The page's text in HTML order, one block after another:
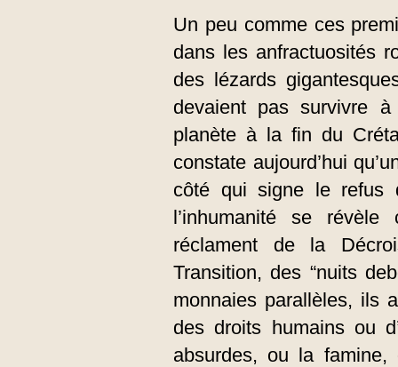
Un peu comme ces
dans les anfractuosités
des lézards
devaient pas survivre
planète à la fin du
constate aujourd’hui
côté qui signe le refus
l’inhumanité se
réclament de la
Transition, des “nuits
monnaies parallèles, ils
des droits humains ou
absurdes, ou la